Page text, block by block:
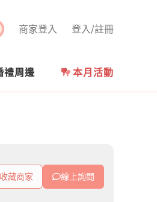
登入/註冊
商家登入
禮周邊 本月活動
收藏商家 線上詢問